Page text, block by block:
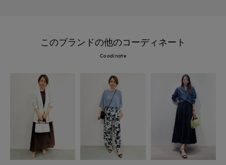
このブランドの他のコーディネート
Coodinate